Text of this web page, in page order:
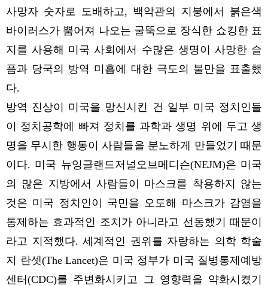
사망자 숫자로 도배하고, 백악관의 지붕에서 붉은색
바이러스가 뿜어져 나오는 굴뚝으로 장식한 쇼킹한 표
지를 사용해 미국 사회에서 수많은 생명이 사망한 슬
픔과 당국의 방역 미흡에 대한 극도의 불만을 표출했
다.
방역 진상이 미국을 망신시킨 건 일부 미국 정치인들
이 정치공학에 빠져 정치를 과학과 생명 위에 두고 생
명을 무시한 행동이 사람들을 분노하게 만들었기 때문
이다. 미국 뉴잉글랜드저널오브메디슨(NEJM)은 미국
의 많은 지방에서 사람들이 마스크를 착용하지 않는
것은 미국 정치인이 국민을 오도해 마스크가 감염을
통제하는 효과적인 조치가 아니라고 선동했기 때문이
라고 지적했다. 세계적인 권위를 자랑하는 의학 학술
지 란셋(The Lancet)은 미국 정부가 미국 질병통제예방
센터(CDC)를 주변화시키고 그 영향력을 약화시켰기